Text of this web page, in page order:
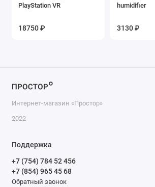
PlayStation VR
18750 ₽
humidifier
3130 ₽
Интернет-магазин «Простор»
2022
Поддержка
+7 (754) 784 52 456
+7 (854) 965 45 68
Обратный звонок